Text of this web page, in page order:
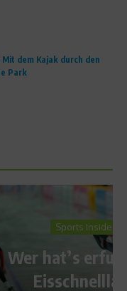
dem Kajak durch den
Park